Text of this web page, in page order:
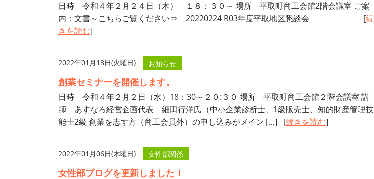
日時 令和４年２月２４日（木） １８：３０～ 場所 平取町商工会館2階会議室 ご案
内：文書～こちらご覧ください⇒ 20220224 R03年度平取地区懇談会 [続
きを読む]
2022年01月18日(火曜日) お知らせ
創業セミナーを開催します。
日時 令和４年２月２日（水）18：30～２０:３０ 場所 平取町商工会館２階会議室 講
師 あすなろ経営企画代表 細田行洋氏（中小企業診断士、1級販売士、知的財産管理技
能士2級 創業を志す方（商工会員外）の申し込みがメイン […] [続きを読む]
2022年01月06日(木曜日) 女性部関係
女性部ブログを更新しました！